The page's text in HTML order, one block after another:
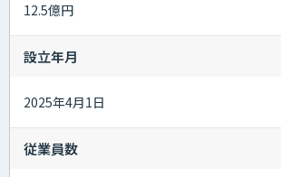
12.5億円
設立年月
2025年4月1日
従業員数